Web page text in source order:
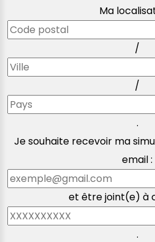
Ma
/
/
.
Je souhaite recevoir ma
email :
et être joint(e) à
.